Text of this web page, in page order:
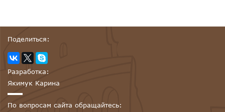
Поделиться:
Разработка:
Якимук Карина
По вопросам сайта обращайтесь: